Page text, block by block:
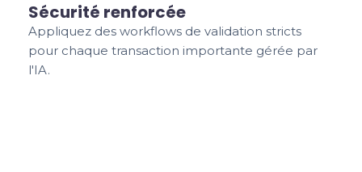
Sécurité renforcée
Appliquez des workflows de validation stricts
pour chaque transaction importante gérée par
l'IA.